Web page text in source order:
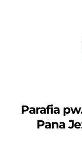
Parafia
Pana